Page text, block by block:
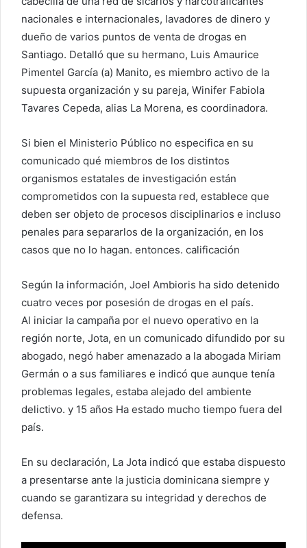
nacionales e internacionales, lavadores de dinero y
dueño de varios puntos de venta de drogas en
Santiago. Detalló que su hermano, Luis Amaurice
Pimentel García (a) Manito, es miembro activo de la
supuesta organización y su pareja, Winifer Fabiola
Tavares Cepeda, alias La Morena, es coordinadora.
Si bien el Ministerio Público no especifica en su
comunicado qué miembros de los distintos
organismos estatales de investigación están
comprometidos con la supuesta red, establece que
deben ser objeto de procesos disciplinarios e incluso
penales para separarlos de la organización, en los
casos que no lo hagan. entonces. calificación
Según la información, Joel Ambioris ha sido detenido
cuatro veces por posesión de drogas en el país.
Al iniciar la campaña por el nuevo operativo en la
región norte, Jota, en un comunicado difundido por su
abogado, negó haber amenazado a la abogada Miriam
Germán o a sus familiares e indicó que aunque tenía
problemas legales, estaba alejado del ambiente
delictivo. y 15 años Ha estado mucho tiempo fuera del
país.
En su declaración, La Jota indicó que estaba dispuesto
a presentarse ante la justicia dominicana siempre y
cuando se garantizara su integridad y derechos de
defensa.